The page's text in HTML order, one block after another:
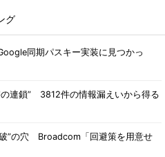
グ
同期パスキー実装に見つかっ
連鎖” 3812件の情報漏えいから得る
”の穴 Broadcom「回避策を用意せ